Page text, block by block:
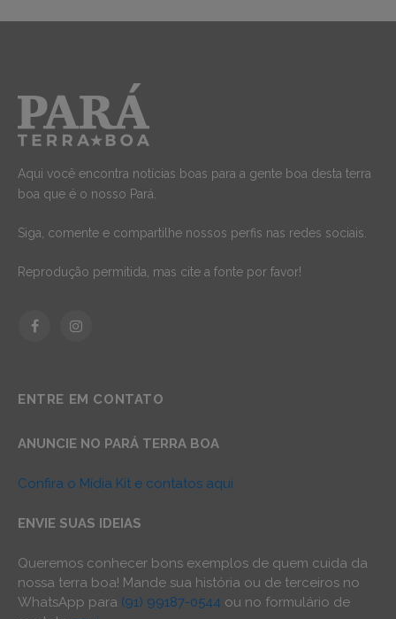
Aqui você encontra notícias boas para a gente boa desta terra
boa que é o nosso Pará.
Siga, comente e compartilhe nossos perfis nas redes sociais.
Reprodução permitida, mas cite a fonte por favor!
FacebookInstagram
ENTRE EM CONTATO
ANUNCIE NO PARÁ TERRA BOA
Confira o Mídia Kit e contatos aqui
ENVIE SUAS IDEIAS
Queremos conhecer bons exemplos de quem cuida da
nossa terra boa! Mande sua história ou de terceiros no
WhatsApp para (91) 99187-0544 ou no formulário de